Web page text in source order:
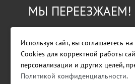
МЫ ПЕРЕЕЗЖАЕМ!
МАГАЗИН БУДЕТ
НОВОМУ АДРЕСУ.
Фирменный магазин
Используя сайт, вы соглашаетесь
Cookies для корректной работы
персонализации и других целей,
Политикой конфиденциальности.